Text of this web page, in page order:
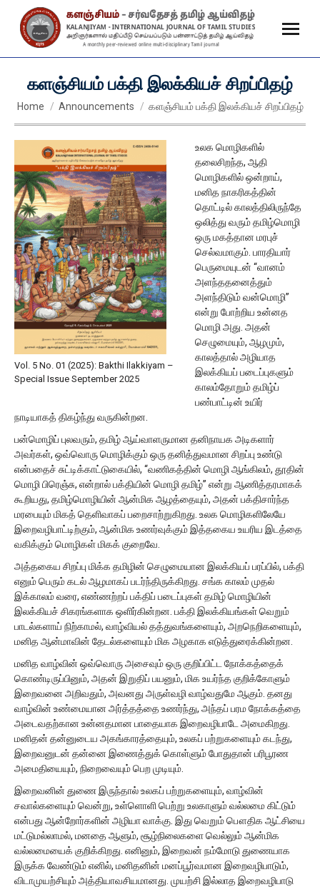
களஞ்சியம் பக்தி இலக்கியச் சிறப்பிதழ்
You are here:
Home Announcements களஞ்சியம் பக்தி இலக்கியச் சிறப்பிதழ்
Vol. 5 No. 01 (2025): Bakthi Ilakkiyam –
Special Issue September 2025
உலக மொழிகளில்
தலைசிறந்த, ஆதி
மொழிகளில் ஒன்றாய்,
மனித நாகரிகத்தின்
தொட்டில் காலத்திலிருந்தே
ஒலித்து வரும் தமிழ்மொழி
ஒரு மகத்தான மரபுச்
செல்வமாகும். பாரதியார்
பெருமையுடன் “வானம்
அளந்ததனைத்தும்
அளந்திடும் வன்மொழி”
என்று போற்றிய உன்னத
மொழி அது. அதன்
செழுமையும், ஆழமும்,
காலத்தால் அழியாத
இலக்கியப் படைப்புகளும்
காலம்தோறும் தமிழ்ப்
பண்பாட்டின் உயிர்
நாடியாகத் திகழ்ந்து வருகின்றன.
பன்மொழிப் புலவரும், தமிழ் ஆய்வாளருமான தனிநாயக அடிகளார்
அவர்கள், ஒவ்வொரு மொழிக்கும் ஒரு தனித்துவமான சிறப்பு உண்டு
என்பதைச் சுட்டிக்காட்டுகையில், “வணிகத்தின் மொழி ஆங்கிலம், தூதின்
மொழி பிரெஞ்சு, என்றால் பக்தியின் மொழி தமிழ்” என்று ஆணித்தரமாகக்
கூறியது, தமிழ்மொழியின் ஆன்மிக ஆழத்தையும், அதன் பக்திசார்ந்த
மரபையும் மிகத் தெளிவாகப் பறைசாற்றுகிறது. உலக மொழிகளிலேயே
இறைவழிபாட்டிற்கும், ஆன்மிக உணர்வுக்கும் இத்தகைய உயரிய இடத்தை
வகிக்கும் மொழிகள் மிகக் குறைவே.
அத்தகைய சிறப்பு மிக்க தமிழின் செழுமையான இலக்கியப் பரப்பில், பக்தி
எனும் பெரும் கடல் ஆழமாகப் படர்ந்திருக்கிறது. சங்க காலம் முதல்
இக்காலம் வரை, எண்ணற்றப் பக்திப் படைப்புகள் தமிழ் மொழியின்
இலக்கியச் சிகரங்களாக ஒளிர்கின்றன. பக்தி இலக்கியங்கள் வெறும்
பாடல்களாய் நிற்காமல், வாழ்வியல் தத்துவங்களையும், அறநெறிகளையும்,
மனித ஆன்மாவின் தேடல்களையும் மிக அழகாக எடுத்துரைக்கின்றன.
மனித வாழ்வின் ஒவ்வொரு அசைவும் ஒரு குறிப்பிட்ட நோக்கத்தைக்
கொண்டிருப்பினும், அதன் இறுதிப் பயனும், மிக உயர்ந்த குறிக்கோளும்
இறைவனை அறிவதும், அவனது அருள்வழி வாழ்வதுமே ஆகும். தனது
வாழ்வின் உண்மையான அர்த்தத்தை உணர்ந்து, அந்தப் பரம நோக்கத்தை
அடைவதற்கான உன்னதமான பாதையாக இறைவழிபாடே அமைகிறது.
மனிதன் தன்னுடைய அகங்காரத்தையும், உலகப் பற்றுகளையும் கடந்து,
இறைவனுடன் தன்னை இணைத்துக் கொள்ளும் போதுதான் பரிபூரண
அமைதியையும், நிறைவையும் பெற முடியும்.
இறைவனின் துணை இருந்தால் உலகப் பற்றுகளையும், வாழ்வின்
சவால்களையும் வென்று, உள்ளொளி பெற்று உலகாளும் வல்லமை கிட்டும்
என்பது ஆன்றோர்களின் அழியா வாக்கு. இது வெறும் பௌதிக ஆட்சியை
மட்டுமல்லாமல், மனதை ஆளும், சூழ்நிலைகளை வெல்லும் ஆன்மிக
வல்லமையைக் குறிக்கிறது. எனினும், இறைவன் நம்மோடு துணையாக
இருக்க வேண்டும் எனில், மனிதனின் மனப்பூர்வமான இறைவழிபாடும்,
விடாமுயற்சியும் அத்தியாவசியமானது. முயற்சி இல்லாத இறைவழிபாடு